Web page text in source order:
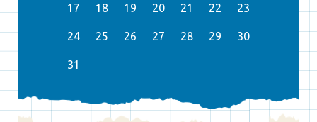
17 18 19 20 21 22 23
24 25 26 27 28 29 30
31